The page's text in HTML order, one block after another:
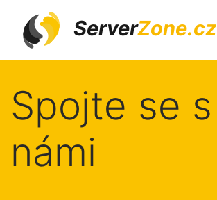
ServerZone.cz
Spojte se s
námi